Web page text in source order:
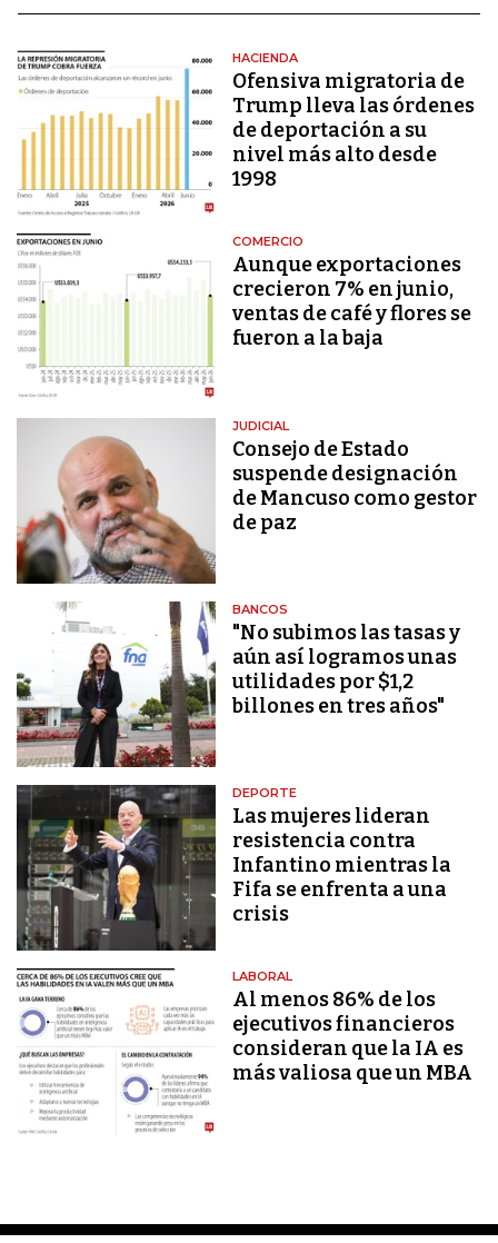
HACIENDA
Ofensiva migratoria de
Trump lleva las órdenes
de deportación a su
nivel más alto desde
1998
COMERCIO
Aunque exportaciones
crecieron 7% en junio,
ventas de café y flores se
fueron a la baja
JUDICIAL
Consejo de Estado
suspende designación
de Mancuso como gestor
de paz
BANCOS
"No subimos las tasas y
aún así logramos unas
utilidades por $1,2
billones en tres años"
DEPORTE
Las mujeres lideran
resistencia contra
Infantino mientras la
Fifa se enfrenta a una
crisis
LABORAL
Al menos 86% de los
ejecutivos financieros
consideran que la IA es
más valiosa que un MBA